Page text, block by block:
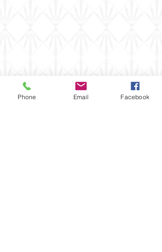
Phone Email Facebook